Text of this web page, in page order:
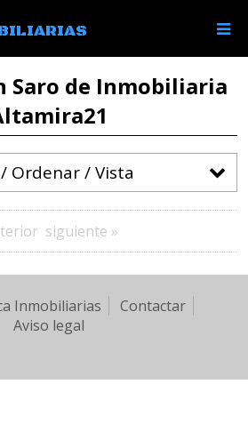
Saro de Inmobiliaria
Ordenar / Vista
siguiente »
Inmobiliarias
Contactar
Aviso legal